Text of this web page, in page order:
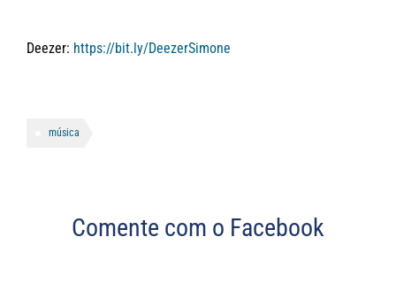
Deezer: https://bit.ly/DeezerSimone
música
Comente com o Facebook